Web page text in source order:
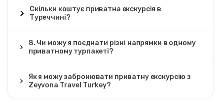
Скільки коштує приватна екскурсія в
Туреччині?
8. Чи можу я поєднати різні напрямки в одному
приватному турпакеті?
Як я можу забронювати приватну екскурсію з
Zeyvona Travel Turkey?